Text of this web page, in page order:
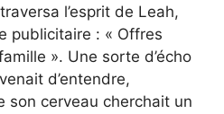
l’esprit de Leah,
publicitaire : « Offres
». Une sorte d’écho
d’entendre,
son cerveau cherchait un